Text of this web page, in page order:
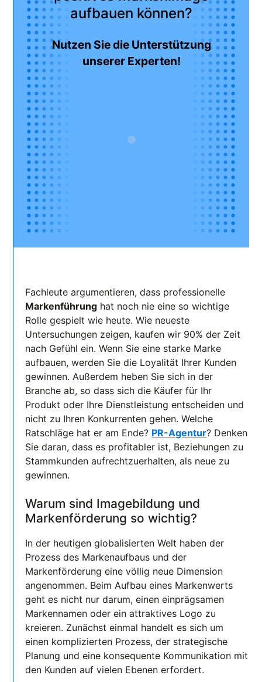
aufbauen können?
Nutzen Sie die Unterstützung
unserer Experten!
Fachleute argumentieren, dass professionelle
Markenführung hat noch nie eine so wichtige
Rolle gespielt wie heute. Wie neueste
Untersuchungen zeigen, kaufen wir 90% der Zeit
nach Gefühl ein. Wenn Sie eine starke Marke
aufbauen, werden Sie die Loyalität Ihrer Kunden
gewinnen. Außerdem heben Sie sich in der
Branche ab, so dass sich die Käufer für Ihr
Produkt oder Ihre Dienstleistung entscheiden und
nicht zu Ihren Konkurrenten gehen. Welche
Ratschläge hat er am Ende? PR-Agentur? Denken
Sie daran, dass es profitabler ist, Beziehungen zu
Stammkunden aufrechtzuerhalten, als neue zu
gewinnen.
Warum sind Imagebildung und
Markenförderung so wichtig?
In der heutigen globalisierten Welt haben der
Prozess des Markenaufbaus und der
Markenförderung eine völlig neue Dimension
angenommen. Beim Aufbau eines Markenwerts
geht es nicht nur darum, einen einprägsamen
Markennamen oder ein attraktives Logo zu
kreieren. Zunächst einmal handelt es sich um
einen komplizierten Prozess, der strategische
Planung und eine konsequente Kommunikation mit
den Kunden auf vielen Ebenen erfordert.